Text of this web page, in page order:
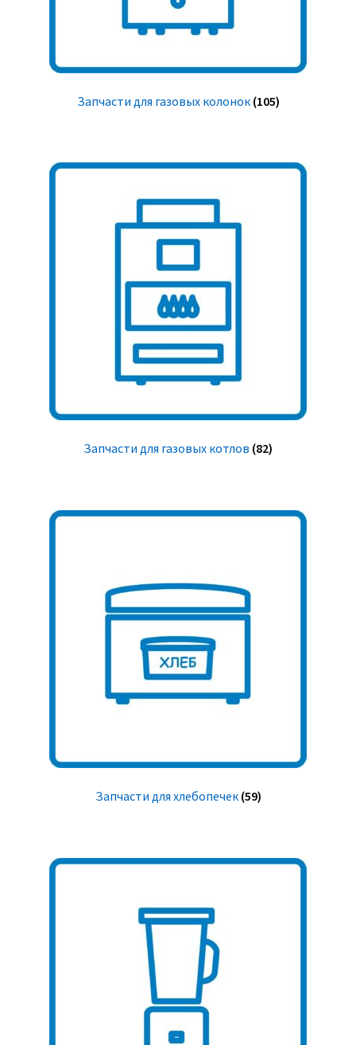
Запчасти для газовых колонок (105)
Запчасти для газовых котлов (82)
Запчасти для хлебопечек (59)